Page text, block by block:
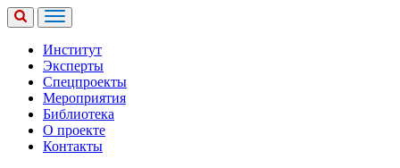
Институт
Эксперты
Спецпроекты
Мероприятия
Библиотека
О проекте
Контакты